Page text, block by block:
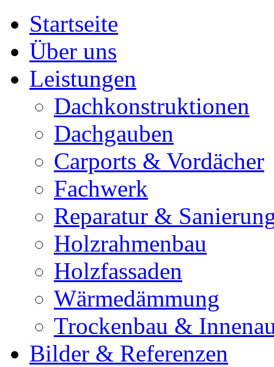
Startseite
Über uns
Leistungen
Dachkonstruktionen
Dachgauben
Carports & Vordächer
Fachwerk
Reparatur &
Holzrahmenbau
Holzfassaden
Wärmedämmung
Trockenbau &
Bilder & Referenzen